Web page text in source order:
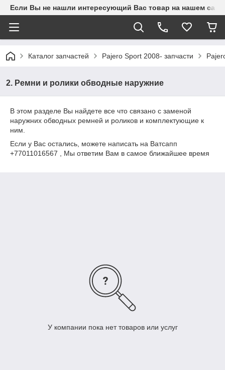
Если Вы не нашли интересующий Вас товар на нашем
Каталог запчастей Pajero Sport 2008- запчасти
2. Ремни и ролики обводные наружние
В этом разделе Вы найдете все что связано с заменой
наружних обводных ремней и роликов и комплектующие к
ним.
Если у Вас остались, можете написать на Ватсапп
+77011016567 , Мы ответим Вам в самое ближайшее время
У компании пока нет товаров или услуг